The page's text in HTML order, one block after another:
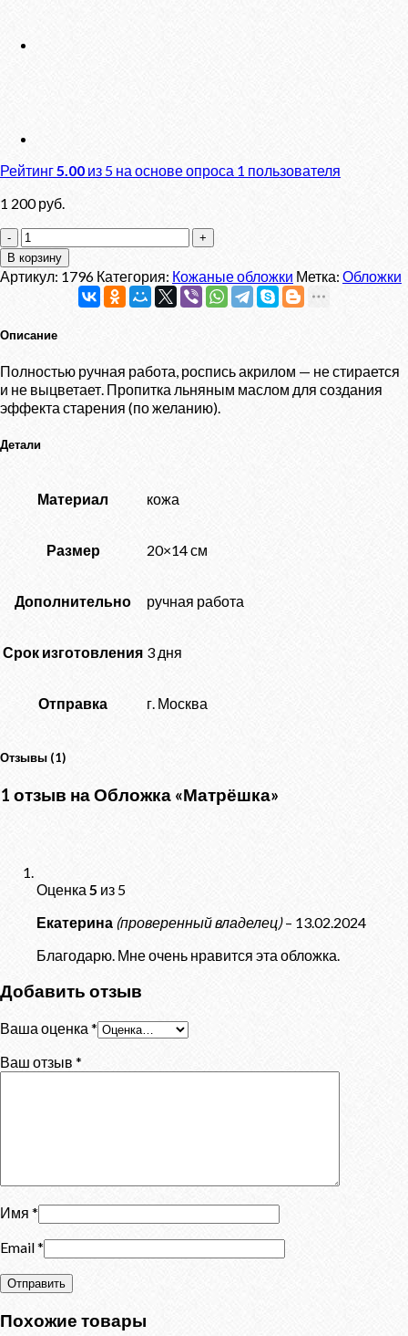
Рейтинг5.00 из 5 на основе опроса 1 пользователя
1 200руб.
Количество
товара
Обложка
"Матрёшка"
В корзину
Артикул: 1796 Категория: Кожаные обложки Метка: Обложки
Описание
Полностью ручная работа, роспись акрилом — не стирается
и не выцветает. Пропитка льняным маслом для создания
эффекта старения (по желанию).
Детали
Материал кожа
Размер 20×14 см
Дополнительно ручная работа
Срок изготовления 3 дня
Отправка г. Москва
Отзывы (1)
1 отзыв наОбложка «Матрёшка»
Оценка 5 из 5
Екатерина (проверенный владелец) – 13.02.2024
Благодарю. Мне очень нравится эта обложка.
Добавить отзыв
Ваша оценка *
Ваш отзыв *
Имя *
Email*
Похожие товары